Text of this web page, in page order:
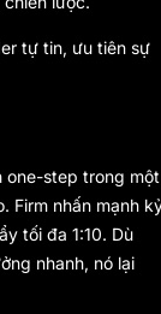
tự tin, ưu tiên sự
one-step trong một
Firm nhấn mạnh
tối đa 1:10. Dù
nhanh, nó lại